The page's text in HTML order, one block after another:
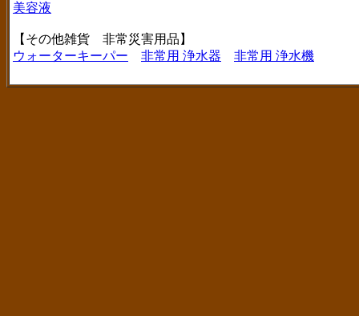
美容液
【その他雑貨 非常災害用品】
ウォーターキーパー
非常用 浄水器 非常用 浄水機